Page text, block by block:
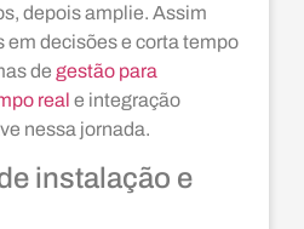
depois amplie. Assim
em decisões e corta tempo
de gestão para
real e integração
nessa jornada.
instalação e